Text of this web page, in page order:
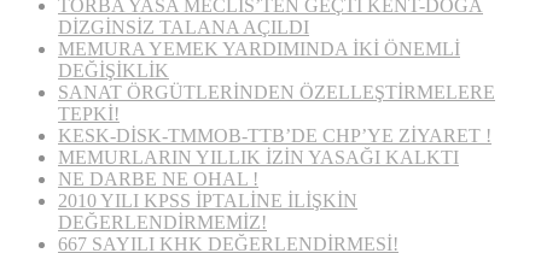
TORBA YASA MECLİS’TEN GEÇTİ KENT-DOĞA
DİZGİNSİZ TALANA AÇILDI
MEMURA YEMEK YARDIMINDA İKİ ÖNEMLİ
DEĞİŞİKLİK
SANAT ÖRGÜTLERİNDEN ÖZELLEŞTİRMELERE
TEPKİ!
KESK-DİSK-TMMOB-TTB’DE CHP’YE ZİYARET !
MEMURLARIN YILLIK İZİN YASAĞI KALKTI
NE DARBE NE OHAL !
2010 YILI KPSS İPTALİNE İLİŞKİN
DEĞERLENDİRMEMİZ!
667 SAYILI KHK DEĞERLENDİRMESİ!